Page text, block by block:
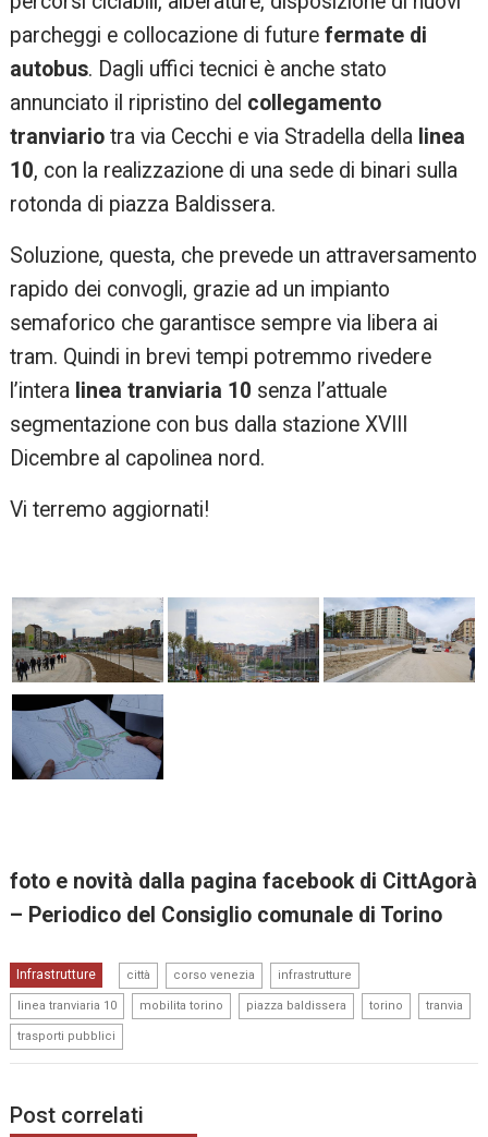
parcheggi e collocazione di futurefermate di
autobus. Dagli uffici tecnici è anche stato
annunciato il ripristino del collegamento
tranviario tra via Cecchi e via Stradella della linea
10, con la realizzazione di una sede di binari sulla
rotonda di piazza Baldissera.
Soluzione, questa, che prevede un attraversamento
rapido dei convogli, grazie ad un impianto
semaforico che garantisce sempre via libera ai
tram. Quindi in brevi tempi potremmo rivedere
l’intera linea tranviaria 10 senza l’attuale
segmentazione con bus dalla stazione XVIII
Dicembre al capolinea nord.
Vi terremo aggiornati!
foto e novità dalla pagina facebook di CittAgorà
– Periodico del Consiglio comunale di Torino
Infrastrutture città corso venezia infrastrutture
linea tranviaria 10 mobilita torino piazza baldissera torino tranvia
trasporti pubblici
Post correlati